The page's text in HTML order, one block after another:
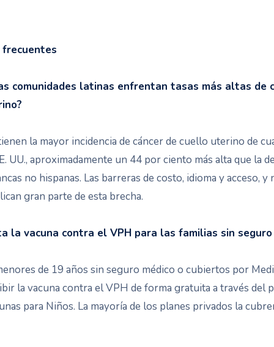
comunidades latinas enfrentan tasas más altas de
la mayor incidencia de cáncer de cuello uterino de
UU., aproximadamente un 44 por ciento más alta que la
no hispanas. Las barreras de costo, idioma y acceso, y
gran parte de esta brecha.
la vacuna contra el VPH para las familias sin seguro
de 19 años sin seguro médico o cubiertos por
la vacuna contra el VPH de forma gratuita a través del
para Niños. La mayoría de los planes privados la